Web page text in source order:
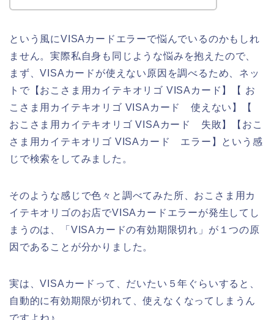
という風にVISAカードエラーで悩んでいるのかもしれ
ません。実際私自身も同じような悩みを抱えたので、
まず、VISAカードが使えない原因を調べるため、ネッ
トで【おこさま用カイテキオリゴ VISAカード】【 お
こさま用カイテキオリゴ VISAカード 使えない】【
おこさま用カイテキオリゴ VISAカード 失敗】【おこ
さま用カイテキオリゴ VISAカード エラー】という感
じで検索をしてみました。
そのような感じで色々と調べてみた所、おこさま用カ
イテキオリゴのお店でVISAカードエラーが発生してし
まうのは、「VISAカードの有効期限切れ」が１つの原
因であることが分かりました。
実は、VISAカードって、だいたい５年ぐらいすると、
自動的に有効期限が切れて、使えなくなってしまうん